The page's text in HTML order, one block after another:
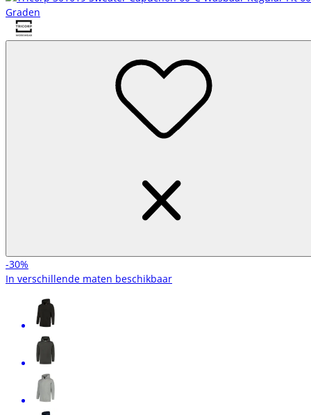
-30%
In verschillende maten beschikbaar